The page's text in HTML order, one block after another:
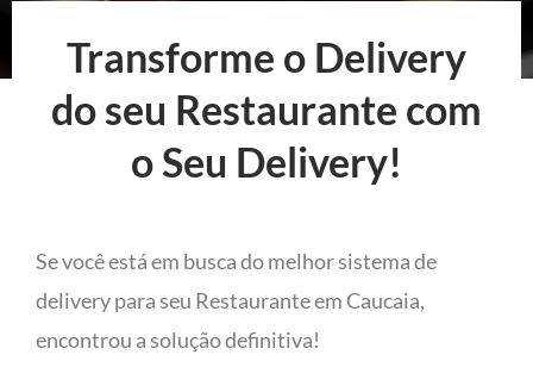
Transforme o Delivery
do seu Restaurante com
o Seu Delivery!
Se você está em busca do melhor sistema de
delivery para seu Restaurante em Caucaia,
encontrou a solução definitiva!